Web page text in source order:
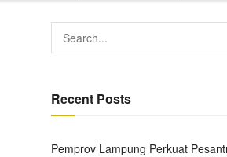
Recent Posts
Pemprov Lampung Perkuat